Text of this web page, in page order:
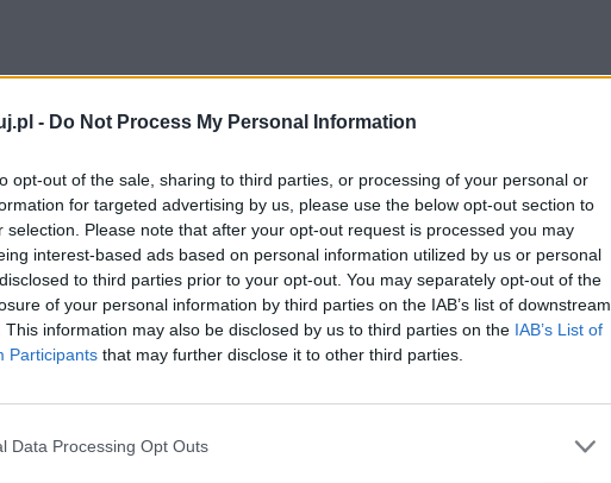
- Do Not Process My Personal Information
opt-out of the sale, sharing to third parties, or processing of your personal or
for targeted advertising by us, please use the below opt-out section to
selection. Please note that after your opt-out request is processed you may
interest-based ads based on personal information utilized by us or personal
to third parties prior to your opt-out. You may separately opt-out of the
of your personal information by third parties on the IAB’s list of downstream
This information may also be disclosed by us to third parties on the IAB’s List of
Participants that may further disclose it to other third parties.
Data Processing Opt Outs
musimy najpierw złożyć stosowny wniosek do
dziecku warunków do nauki
potwierdza zasadność takiej formy edukacji.
uczniów klasy stacjonarnej. Zostaje on wpisany na